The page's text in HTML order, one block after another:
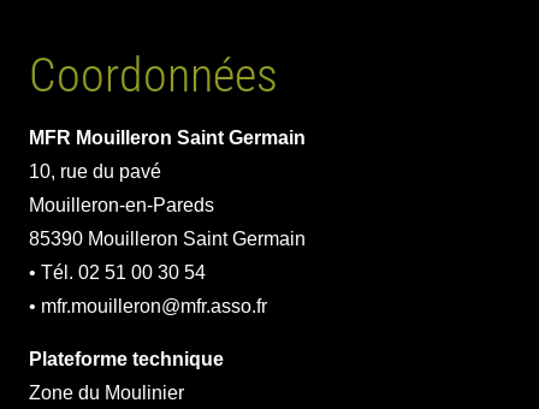
Coordonnées
MFR Mouilleron Saint Germain
10, rue du pavé
Mouilleron-en-Pareds
85390 Mouilleron Saint Germain
• Tél. 02 51 00 30 54
• mfr.mouilleron@mfr.asso.fr
Plateforme technique
Zone du Moulinier